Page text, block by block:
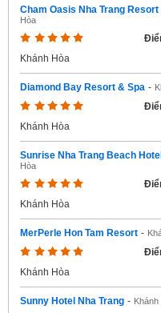
Cham Oasis Nha Trang Resort
Hòa
Khánh Hòa
Diamond Bay Resort & Spa -
Khánh Hòa
Sunrise Nha Trang Beach
Hòa
Khánh Hòa
MerPerle Hon Tam Resort -
Khánh Hòa
Sunny Hotel Nha Trang - Khánh